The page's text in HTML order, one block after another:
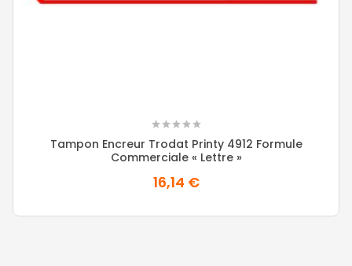
Tampon Encreur Trodat Printy 4912 Formule
Commerciale « Lettre »
16,14 €